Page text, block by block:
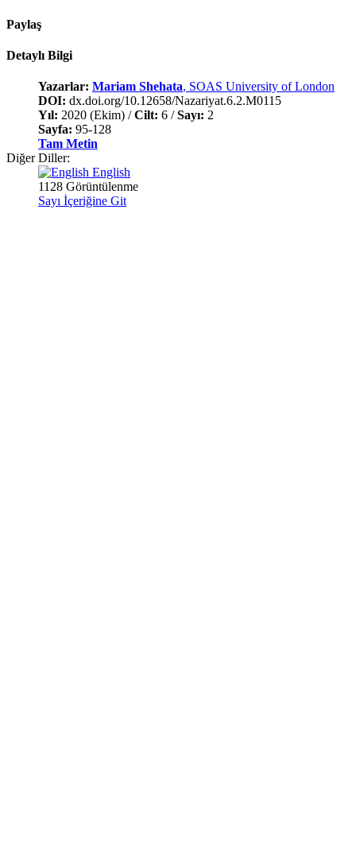
Paylaş
Detaylı Bilgi
Yazarlar: Mariam Shehata, SOAS University of London
DOI: dx.doi.org/10.12658/Nazariyat.6.2.M0115
Yıl: 2020 (Ekim) /Cilt: 6 /Sayı: 2
Sayfa: 95-128
Tam Metin
Diğer Diller:
English
1128 Görüntülenme
Sayı İçeriğine Git